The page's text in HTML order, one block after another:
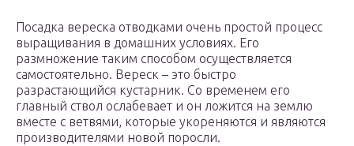
Посадка вереска отводками очень простой процесс
выращивания в домашних условиях. Его
размножение таким способом осуществляется
самостоятельно. Вереск – это быстро
разрастающийся кустарник. Со временем его
главный ствол ослабевает и он ложится на землю
вместе с ветвями, которые укореняются и являются
производителями новой поросли.